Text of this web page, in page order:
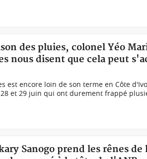
des pluies, colonel Yéo
nous disent que cela peut
est encore loin de son terme en Côte
et 29 juin qui ont durement frappé
Sanogo prend les rênes